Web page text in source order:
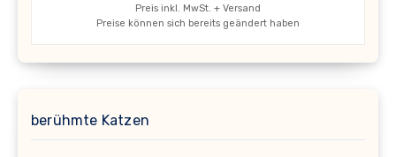
Preis inkl. MwSt. + Versand
Preise können sich bereits geändert haben
berühmte Katzen